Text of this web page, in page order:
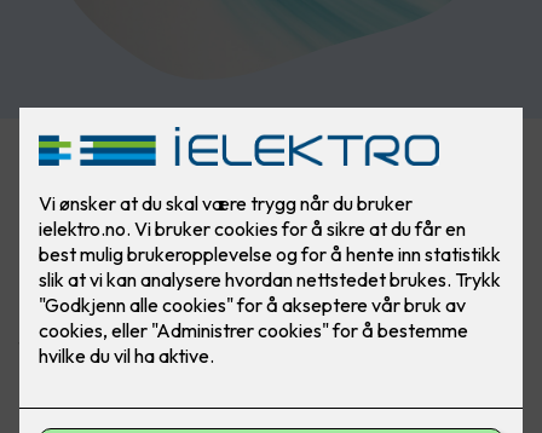
Kjøl deg ned i sommer!
Enten du ønsker behagelig kjøling på varme sommerdager
eller en løsning som gir både kjøling og oppvarming gjennom
hele året, har vi det perfekte alternativet for deg.
Ingen liker å svette seg gjennom varme sommernetter eller
fryse i vintermånedene. Med Toshiba Varmepumpe får du en
stillegående, effektiv og moderne løsning for inneklima –